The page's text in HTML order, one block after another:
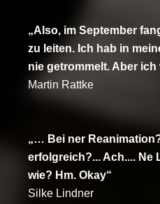
„Also, im September
zu leiten. Ich hab in
nie getrommelt. Aber ich
Martin Rattke
„… Bei ner
erfolgreich?... Ach.... Ne
wie? Hm. Okay“
Silke Lindner